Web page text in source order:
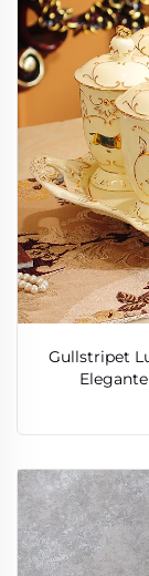
Gullstripet